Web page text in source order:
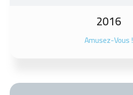
2016
Amusez-Vous !